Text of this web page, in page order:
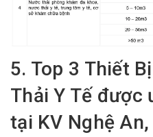
5. Top 3 Thiết
Thải Y Tế được
tại KV Nghệ